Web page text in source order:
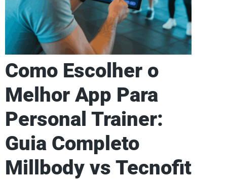
Como Escolher o
Melhor App Para
Personal Trainer:
Guia Completo
Millbody vs Tecnofit